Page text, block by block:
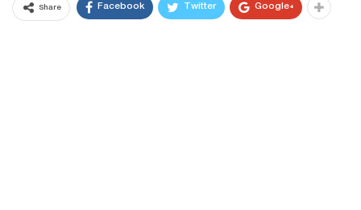
Share Facebook Twitter Google+